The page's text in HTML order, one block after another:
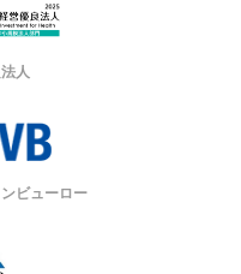
人
ビューロー